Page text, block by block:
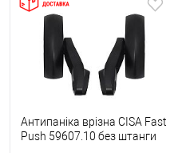
Антипаніка врізна CISA Fast
Push 59607.10 без штанги